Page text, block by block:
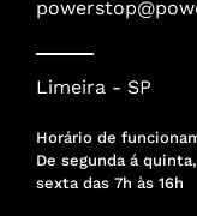
Limeira - SP
Horário de
De segunda á
sexta das 7h às 16h